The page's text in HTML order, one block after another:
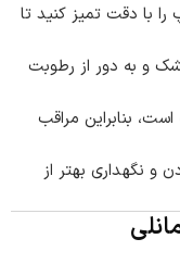
با دقت تمیز کنید تا
و به دور از رطوبت
بنابراین مراقب
و نگهداری بهتر از